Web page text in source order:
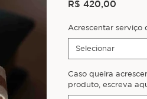
R$ 420,00
Acrescentar serviço
Selecionar
Caso queira
produto, escreva